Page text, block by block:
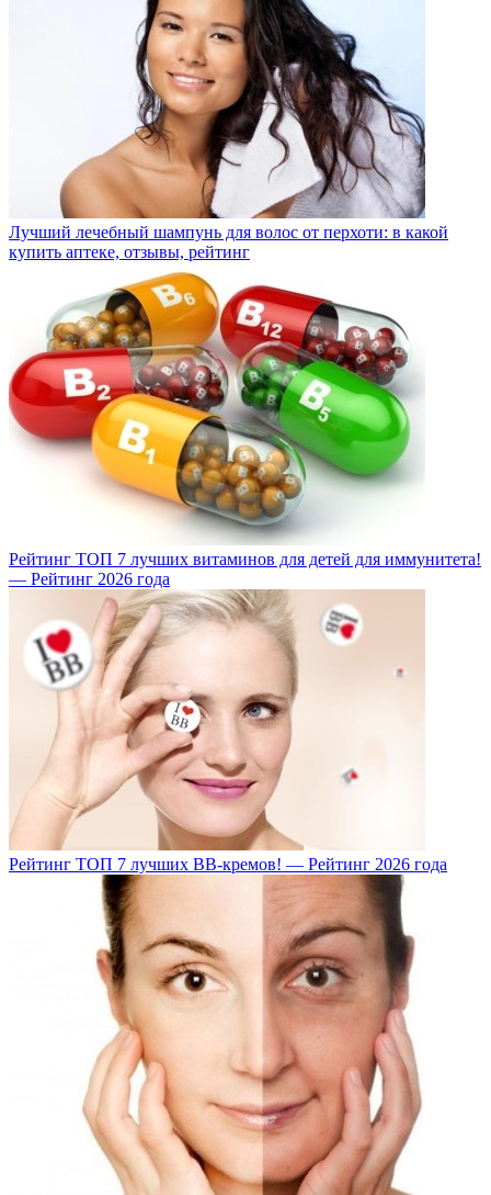
Лучший лечебный шампунь для волос от перхоти: в какой
купить аптеке, отзывы, рейтинг
Рейтинг ТОП 7 лучших витаминов для детей для иммунитета!
— Рейтинг 2026 года
Рейтинг ТОП 7 лучших BB-кремов! — Рейтинг 2026 года